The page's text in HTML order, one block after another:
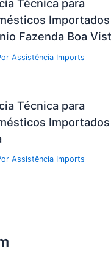
Técnica para
Importados
Fazenda Boa
Assistência Imports
Técnica para
Assistência Imports